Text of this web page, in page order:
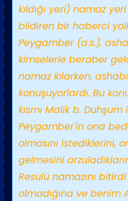
kıldığı yeri) namaz
bildiren bir haberci
Peygamber (a.s.),
kimselerle beraber
namaz kılarken,
konuşuyorlardı. Bu
kısmı Malik b. Duhşum
Peygamber'in ona
olmasını istediklerini,
gelmesini
Resulü namazını
olmadığına ve benim